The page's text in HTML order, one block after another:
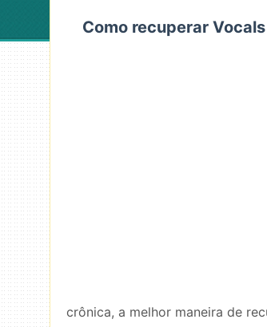
Como recuperar
crônica, a melhor maneira de